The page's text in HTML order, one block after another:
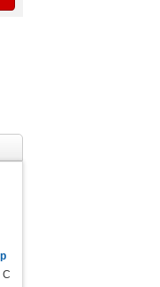
C